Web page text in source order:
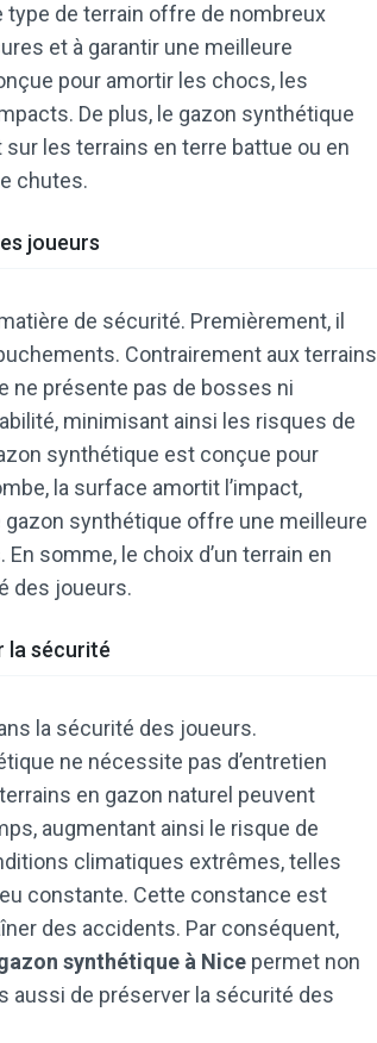
de terrain offre de nombreux
et à garantir une meilleure
pour amortir les chocs, les
De plus, le gazon synthétique
les terrains en terre battue ou en
chutes.
joueurs
de sécurité. Premièrement, il
Contrairement aux terrains
ne présente pas de bosses ni
minimisant ainsi les risques de
synthétique est conçue pour
la surface amortit l’impact,
synthétique offre une meilleure
somme, le choix d’un terrain en
des joueurs.
la sécurité
la sécurité des joueurs.
ne nécessite pas d’entretien
en gazon naturel peuvent
augmentant ainsi le risque de
climatiques extrêmes, telles
constante. Cette constance est
des accidents. Par conséquent,
synthétique à Nice permet non
aussi de préserver la sécurité des